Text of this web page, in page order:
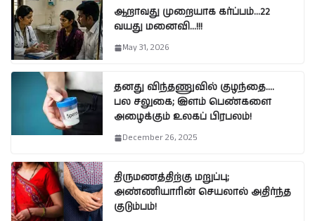
ஆறாவது முறையாக கர்ப்பம்…22
வயது மனைவி…!!!
May 31, 2026
தனது விந்தணுவில் குழந்தை….
பல சலுகை; இளம் பெண்களை
அழைக்கும் உலகப் பிரபலம்!
December 26, 2025
திருமணத்திற்கு மறுப்பு;
அண்ணியாரின் செயலால் அதிர்ந்த
குடும்பம்!